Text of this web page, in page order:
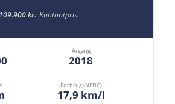
109.900 kr. Kontantpris
Årgang
2018
Forbrug (NEDC)
17,9 km/l